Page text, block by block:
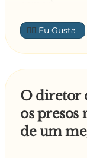
- Sim.. –
E diz o Diabo:
- Então, nas
fresquinho,
Responde o
- Muito! Até
Diz o Diabo:
👍🏼
O diretor
os presos
de um